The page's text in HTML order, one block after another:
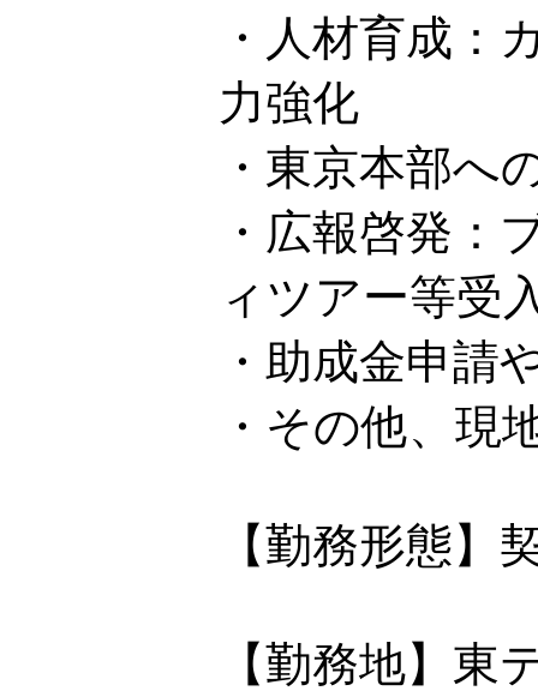
・人材育成：
力強化
・東京本部へ
・広報啓発：
ィツアー等受
・助成金申請
・その他、現
【勤務形態】
【勤務地】東